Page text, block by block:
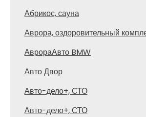
Абрикос, сауна
Аврора, оздоровительный
АврораАвто BMW
Авто Двор
Авто-дело+, СТО
Авто-дело+, СТО